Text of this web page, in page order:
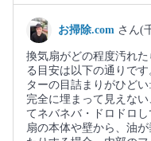
お掃除.com さん(
換気扇がどの程度汚れ
る目安は以下の通りで
ターの目詰まりがひど
完全に埋まって見えな
てネバネバ・ドロドロ
扇の本体や壁から、油